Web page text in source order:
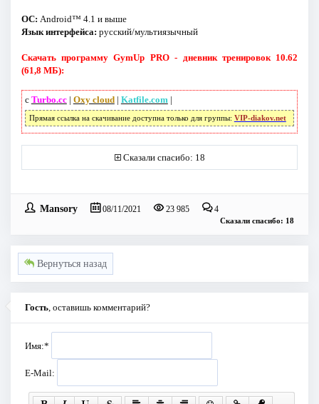
ОС: Android™ 4.1 и выше
Язык интерфейса: русский/мультиязычный
Скачать программу GymUp PRO - дневник тренировок 10.62
(61,8 МБ):
с Turbo.cc| Oxy cloud| Katfile.com |
Прямая ссылка на скачивание доступна только для группы: VIP-diakov.net
Сказали спасибо: 18
Mansory 08/11/2021 23 985 4
Сказали спасибо: 18
Вернуться назад
Гость , оставишь комментарий?
Имя:*
E-Mail: